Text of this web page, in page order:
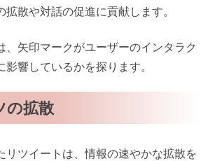
散や対話の促進に貢献します。
、矢印マークがユーザーのインタラク
響しているかを探ります。
の拡散
リツイートは、情報の速やかな拡散を